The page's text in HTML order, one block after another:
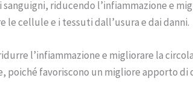
riducendo l’infiammazione e
cellule e i tessuti dall’usura e dai danni.
l’infiammazione e migliorare la
favoriscono un migliore apporto